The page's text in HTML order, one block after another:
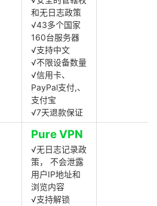
和无日志政策
√43多个国家
160台服务器
√支持中文
√不限设备数量
√信用卡、
PayPal支付,、
支付宝
√7天退款保证
Pure VPN
√无日志记录政
策， 不会泄露
用户IP地址和
浏览内容
√支持解锁